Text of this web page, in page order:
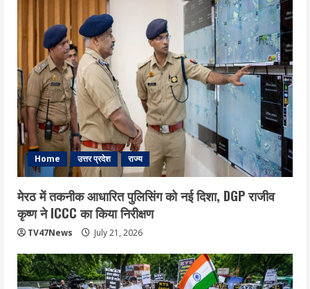
Home उत्तर प्रदेश राज्य
मेरठ में तकनीक आधारित पुलिसिंग को नई दिशा, DGP राजीव
कृष्ण ने ICCC का किया निरीक्षण
TV47News July 21, 2026